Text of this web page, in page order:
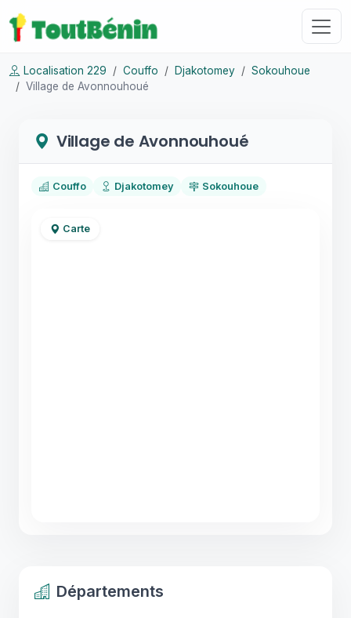
Localisation 229 Couffo Djakotomey
Sokouhoue
Village de Avonnouhoué
Village de Avonnouhoué
Couffo Djakotomey Sokouhoue
Carte
Départements